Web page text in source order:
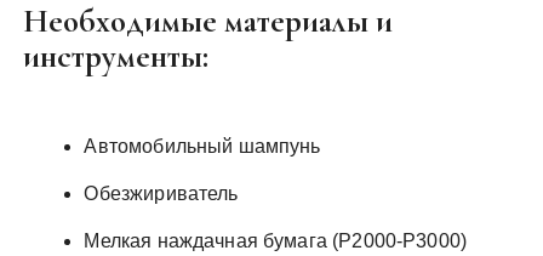
Необходимые материалы и
инструменты:
Автомобильный шампунь
Обезжириватель
Мелкая наждачная бумага (P2000-P3000)